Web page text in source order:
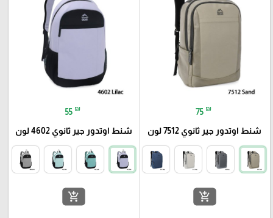
75 ₪
شنط اوتدور جير ثانوي 7512 لون
add_shopping_cart
55 ₪
شنط اوتدور جير ثانوي 4602 لون
add_shopping_cart